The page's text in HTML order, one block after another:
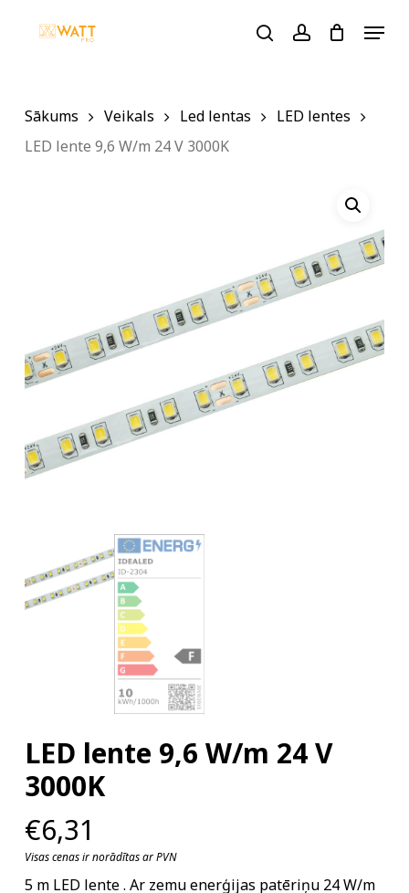
searchaccount
Menu
Sākums Veikals Led lentas
LED lentes
LED lente 9,6 W/m 24 V 3000K
LED lente 9,6 W/m 24 V
3000K
€6,31
Visas cenas ir norādītas ar PVN
5 m LED lente . Ar zemu enerģijas patēriņu 24 W/m